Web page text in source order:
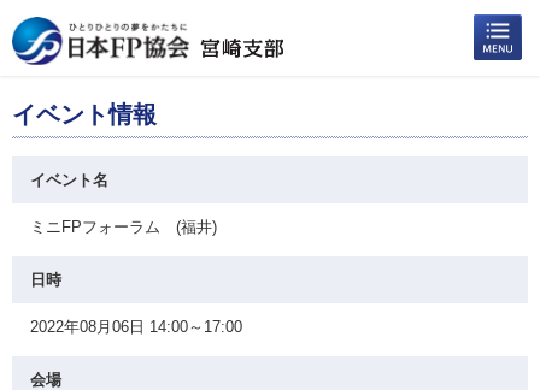
イベント情報
イベント名
ミニFPフォーラム (福井)
日時
2022年08月06日 14:00～17:00
会場